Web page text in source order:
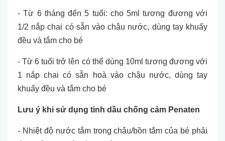
- Từ 6 tháng đến 5 tuổi: cho 5ml tương đương với
1/2 nắp chai có sẵn vào chậu nước, dùng tay khuấy
đều và tắm cho bé
- Từ 6 tuổi trở lên có thể dùng 10ml tương đương với
1 nắp chai có sẵn hoà vào chậu nước, dùng tay
khuấy đều và tắm cho bé
Lưu ý khi sử dụng tinh dầu chống cảm Penaten
- Nhiệt độ nước tắm trong chậu/bồn tắm của bé phải